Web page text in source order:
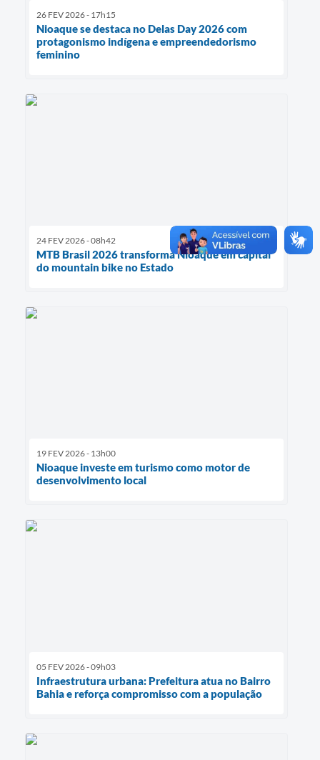
26 FEV 2026 - 17h15
Nioaque se destaca no Delas Day 2026 com
protagonismo indígena e empreendedorismo
feminino
24 FEV 2026 - 08h42
MTB Brasil 2026 transforma Nioaque em capital
do mountain bike no Estado
19 FEV 2026 - 13h00
Nioaque investe em turismo como motor de
desenvolvimento local
05 FEV 2026 - 09h03
Infraestrutura urbana: Prefeitura atua no Bairro
Bahia e reforça compromisso com a população